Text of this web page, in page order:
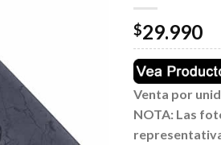
$29.990
Venta por
NOTA: Las